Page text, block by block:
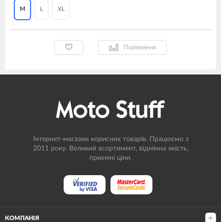
M L XL
Порівняння
Інтернет-магазин корисних товарів. Працюємо з
2011 року. Великий асортимент, відмінна якість,
приємні ціни.
КОМПАНІЯ